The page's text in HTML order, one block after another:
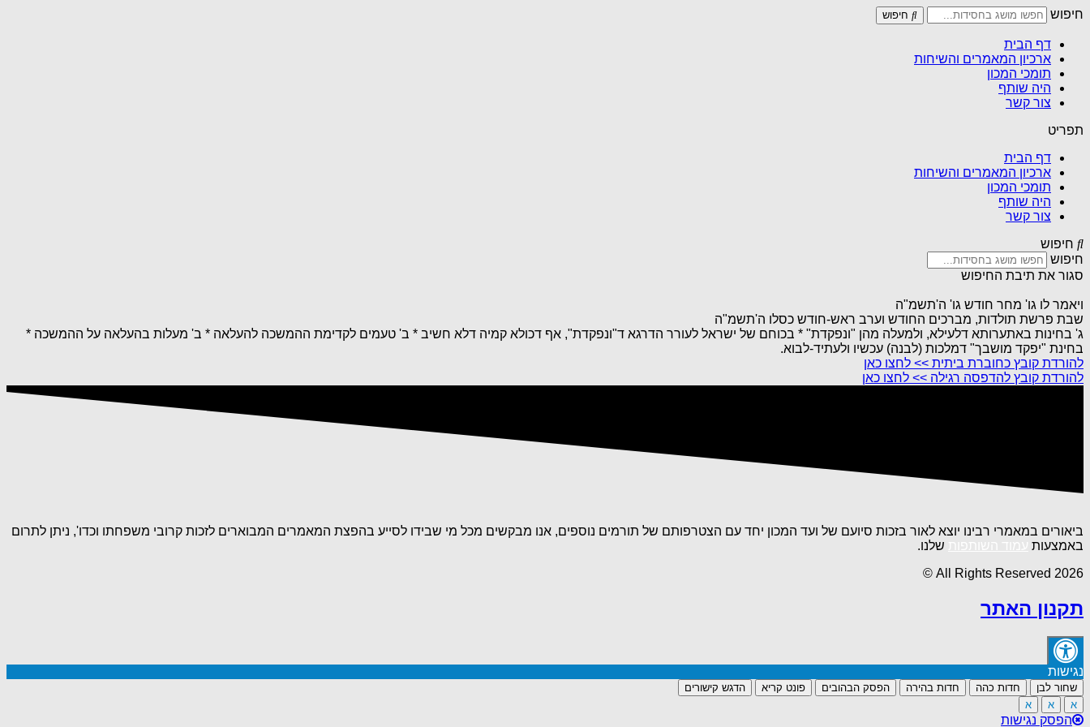
חיפוש חיפוש
דף הבית
ארכיון המאמרים והשיחות
תומכי המכון
היה שותף
צור קשר
תפריט
דף הבית
ארכיון המאמרים והשיחות
תומכי המכון
היה שותף
צור קשר
חיפוש
חיפוש
סגור את תיבת החיפוש
ויאמר לו גו' מחר חודש גו' ה'תשמ"ה
שבת פרשת תולדות, מברכים החודש וערב ראש-חודש כסלו ה'תשמ"ה
ג' בחינות באתערותא דלעילא, ולמעלה מהן "ונפקדת" * בכוחם של ישראל לעורר הדרגא ד"ונפקדת", אף דכולא קמיה דלא חשיב * ב' טעמים לקדימת ההמשכה להעלאה * ב' מעלות בהעלאה על ההמשכה *
בחינת "יפקד מושבך" דמלכות (לבנה) עכשיו ולעתיד-לבוא.
להורדת קובץ כחוברת ביתית >> לחצו כאן
להורדת קובץ להדפסה רגילה >> לחצו כאן
ביאורים במאמרי רבינו יוצא לאור בזכות סיועם של ועד המכון יחד עם הצטרפותם של תורמים נוספים, אנו מבקשים מכל מי שבידו לסייע בהפצת המאמרים המבוארים לזכות קרובי משפחתו וכדו', ניתן לתרום
באמצעות
שלנו.
All Rights Reserved 2026 ©
תקנון האתר
נגישות
שחור לבן חדות כהה חדות בהירה הפסק הבהובים פונט קריא
הדגש קישורים
א
א א
הפסק נגישות